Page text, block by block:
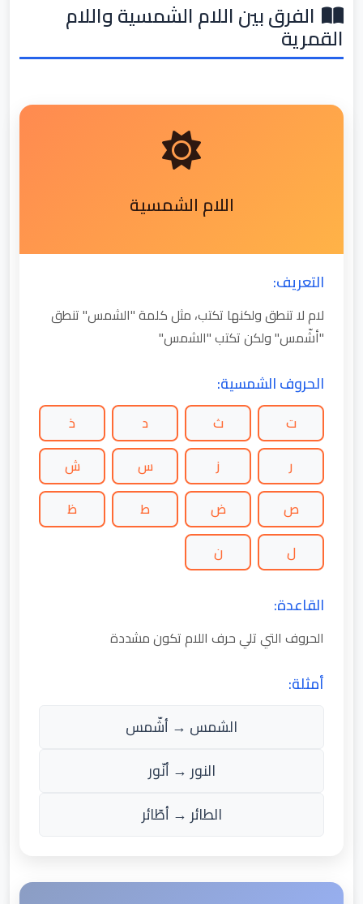
الفرق بين اللام الشمسية واللام
القمرية
اللام الشمسية
التعريف:
لام لا تنطق ولكنها تكتب، مثل كلمة "الشمس" تنطق
"أشّمس" ولكن تكتب "الشمس"
الحروف الشمسية:
ت ث د
ذ
ر
ز س
ش
ص
ض ط
ظ
ل
ن
القاعدة:
الحروف التي تلي حرف اللام تكون مشددة
أمثلة:
الشمس → أشّمس
النور → أنّور
الطائر → أطّائر